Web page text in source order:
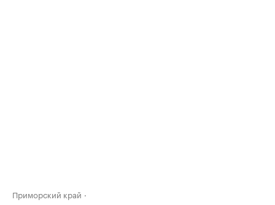
Приморский край